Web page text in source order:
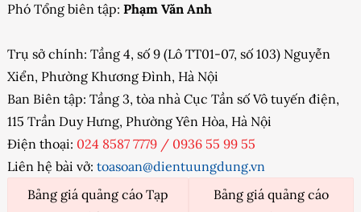
Phó Tổng biên tập: Phạm Văn Anh
Trụ sở chính: Tầng 4, số 9 (Lô TT01-07, số 103) Nguyễn
Xiển, Phường Khương Đình, Hà Nội
Ban Biên tập: Tầng 3, tòa nhà Cục Tần số Vô tuyến điện,
115 Trần Duy Hưng, Phường Yên Hòa, Hà Nội
Điện thoại: 024 8587 7779 / 0936 55 99 55
Liên hệ bài vở: toasoan@dientuungdung.vn
Bảng giá quảng cáo Tạp
Bảng giá quảng cáo